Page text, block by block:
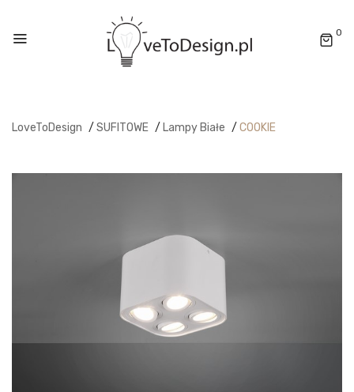
0
LoveToDesign / SUFITOWE / Lampy Białe / COOKIE